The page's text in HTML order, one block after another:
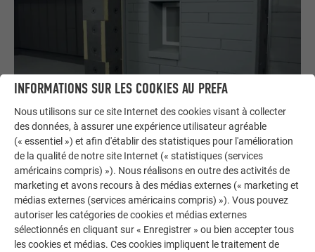
Siding/Siding.X horizontal - Vidéos de formation
LIRE LA SUITE
INFORMATIONS SUR LES COOKIES AU PREFA
Nous utilisons sur ce site Internet des cookies visant à collecter
des données, à assurer une expérience utilisateur agréable
(« essentiel ») et afin d'établir des statistiques pour l'amélioration
de la qualité de notre site Internet (« statistiques (services
américains compris) »). Nous réalisons en outre des activités de
marketing et avons recours à des médias externes (« marketing et
médias externes (services américains compris) »). Vous pouvez
autoriser les catégories de cookies et médias externes
sélectionnés en cliquant sur « Enregistrer » ou bien accepter tous
les cookies et médias. Ces cookies impliquent le traitement de